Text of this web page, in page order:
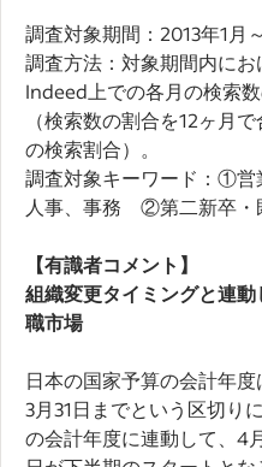
調査対象期間：2013年1月
調査方法：対象期間内にお
Indeed上での各月の検索
（検索数の割合を12ヶ月
の検索割合）。
調査対象キーワード：①営
人事、事務 ②第二新卒・
【有識者コメント】
組織変更タイミングと連
職市場
日本の国家予算の会計年
3月31日までという区切り
の会計年度に連動して、4